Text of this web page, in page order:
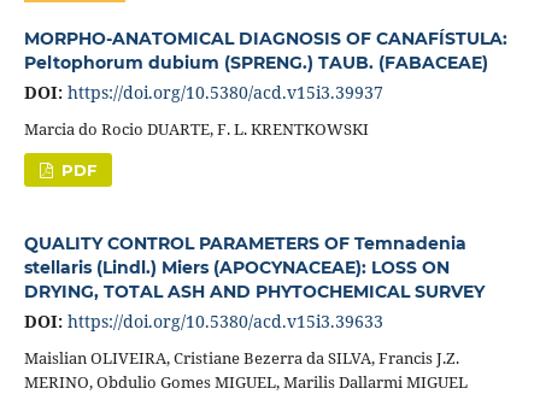
MORPHO-ANATOMICAL DIAGNOSIS OF CANAFÍSTULA:
Peltophorum dubium (SPRENG.) TAUB. (FABACEAE)
DOI: https://doi.org/10.5380/acd.v15i3.39937
Marcia do Rocio DUARTE, F. L. KRENTKOWSKI
PDF
QUALITY CONTROL PARAMETERS OF Temnadenia
stellaris (Lindl.) Miers (APOCYNACEAE): LOSS ON
DRYING, TOTAL ASH AND PHYTOCHEMICAL SURVEY
DOI: https://doi.org/10.5380/acd.v15i3.39633
Maislian OLIVEIRA, Cristiane Bezerra da SILVA, Francis J.Z.
MERINO, Obdulio Gomes MIGUEL, Marilis Dallarmi MIGUEL